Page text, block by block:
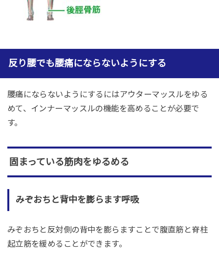
反り腰でも腰痛にならないようにする
腰痛にならないようにするにはアウターマッスルをゆる
めて、インナーマッスルの機能を高めることが必要で
す。
固まっている筋肉をゆるめる
みぞおちと背中を膨らます呼吸
みぞおちと反対側の背中を膨らますことで腹直筋と脊柱
起立筋を緩めることができます。